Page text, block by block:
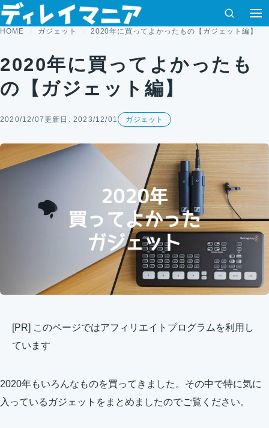
コンテンツへスキップ
検索 メ
HOME ガジェット 2020年に買ってよかったもの【ガジェット編】
2020年に買ってよかったも
の【ガジェット編】
2020/12/07更新日: 2023/12/01 ガジェット
[PR] このページではアフィリエイトプログラムを利用し
ています
2020年もいろんなものを買ってきました。その中で特に気に
入っているガジェットをまとめましたのでご覧ください。